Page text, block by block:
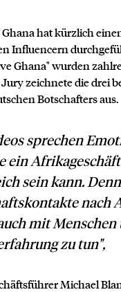
hat kürzlich
Influencern
Ghana" wurden
zeichnete die drei
Botschafters aus.
sprechen
ein
sein kann. Denn
nach
mit Menschen
zu tun",
Michael